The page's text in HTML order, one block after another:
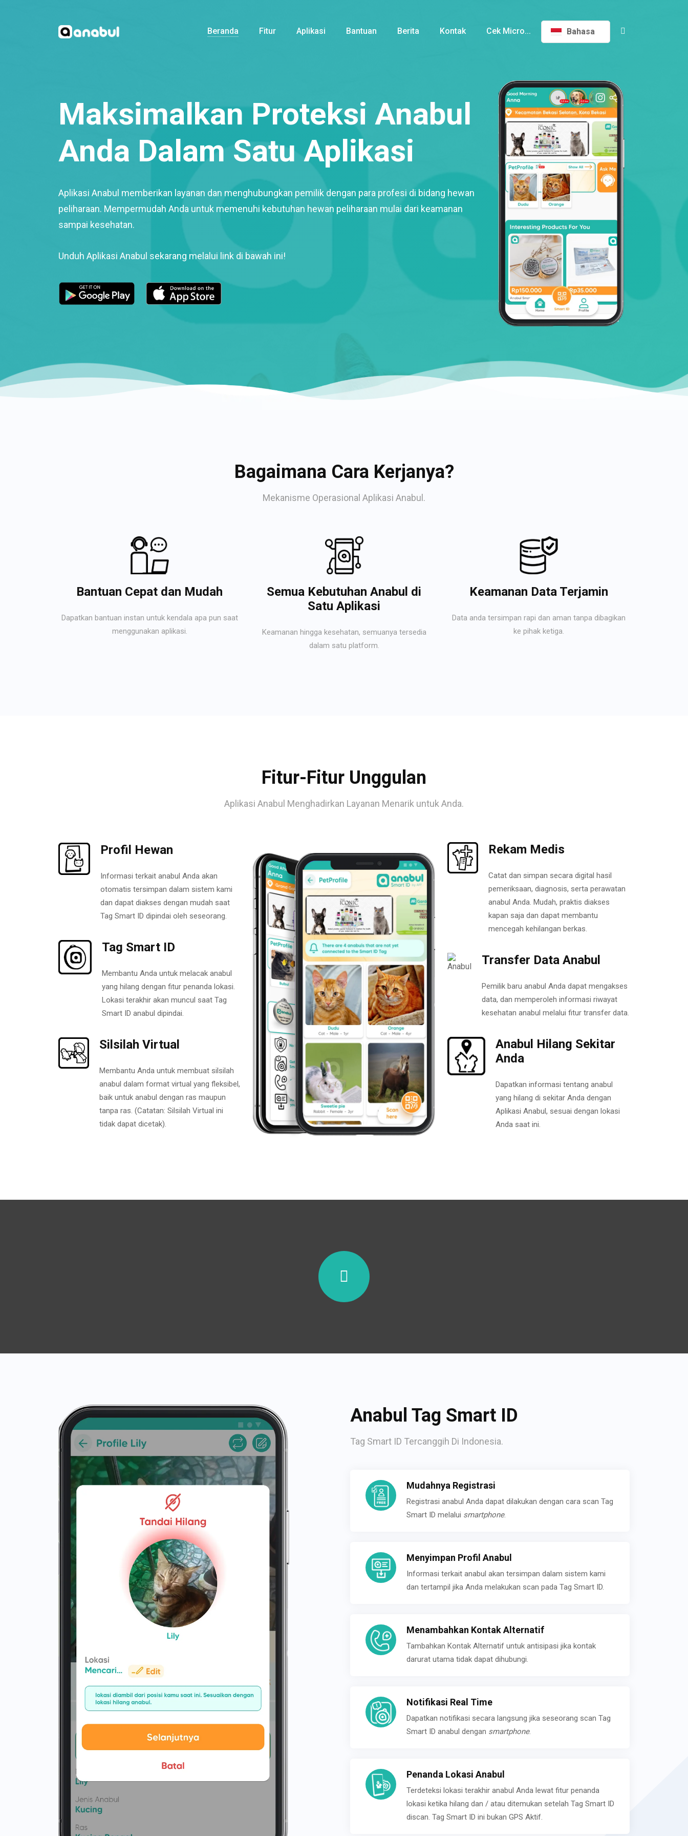
Beranda Fitur Aplikasi Bantuan Berita Kontak Cek Micro... Bahasa
Maksimalkan Proteksi Anabul
Anda Dalam Satu Aplikasi
Aplikasi Anabul memberikan layanan dan menghubungkan pemilik dengan para profesi di bidang hewan
peliharaan. Mempermudah Anda untuk memenuhi kebutuhan hewan peliharaan mulai dari keamanan
sampai kesehatan.
Unduh Aplikasi Anabul sekarang melalui link di bawah ini!
Bagaimana Cara Kerjanya?
Mekanisme Operasional Aplikasi Anabul.
Bantuan Cepat dan Mudah
Dapatkan bantuan instan untuk kendala apa pun saat
menggunakan aplikasi.
Semua Kebutuhan Anabul di
Satu Aplikasi
Keamanan hingga kesehatan, semuanya tersedia
dalam satu platform.
Keamanan Data Terjamin
Data anda tersimpan rapi dan aman tanpa dibagikan
ke pihak ketiga.
Fitur-Fitur Unggulan
Aplikasi Anabul Menghadirkan Layanan Menarik untuk Anda.
Profil Hewan
Informasi terkait anabul Anda akan
otomatis tersimpan dalam sistem kami
dan dapat diakses dengan mudah saat
Tag Smart ID dipindai oleh seseorang.
Tag Smart ID
Membantu Anda untuk melacak anabul
yang hilang dengan fitur penanda lokasi.
Lokasi terakhir akan muncul saat Tag
Smart ID anabul dipindai.
Silsilah Virtual
Membantu Anda untuk membuat silsilah
anabul dalam format virtual yang fleksibel,
baik untuk anabul dengan ras maupun
tanpa ras. (Catatan: Silsilah Virtual ini
tidak dapat dicetak).
Rekam Medis
Catat dan simpan secara digital hasil
pemeriksaan, diagnosis, serta perawatan
anabul Anda. Mudah, praktis diakses
kapan saja dan dapat membantu
mencegah kehilangan berkas.
Transfer Data Anabul
Pemilik baru anabul Anda dapat mengakses
data, dan memperoleh informasi riwayat
kesehatan anabul melalui fitur transfer data.
Anabul Hilang Sekitar
Anda
Dapatkan informasi tentang anabul
yang hilang di sekitar Anda dengan
Aplikasi Anabul, sesuai dengan lokasi
Anda saat ini.
Anabul Tag Smart ID
Tag Smart ID Tercanggih Di Indonesia.
Mudahnya Registrasi
Registrasi anabul Anda dapat dilakukan dengan cara scan Tag
Smart ID melalui smartphone.
Menyimpan Profil Anabul
Informasi terkait anabul akan tersimpan dalam sistem kami
dan tertampil jika Anda melakukan scan pada Tag Smart ID.
Menambahkan Kontak Alternatif
Tambahkan Kontak Alternatif untuk antisipasi jika kontak
darurat utama tidak dapat dihubungi.
Notifikasi Real Time
Dapatkan notifikasi secara langsung jika seseorang scan Tag
Smart ID anabul dengan smartphone.
Penanda Lokasi Anabul
Terdeteksi lokasi terakhir anabul Anda lewat fitur penanda
lokasi ketika hilang dan / atau ditemukan setelah Tag Smart ID
discan. Tag Smart ID ini bukan GPS Aktif.